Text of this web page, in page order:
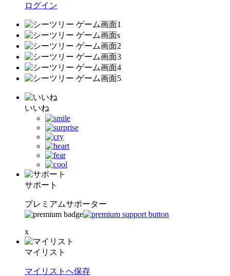
ログイン
いいね
サポート
プレミアムサポーター
x
マイリスト
マイリストへ保存